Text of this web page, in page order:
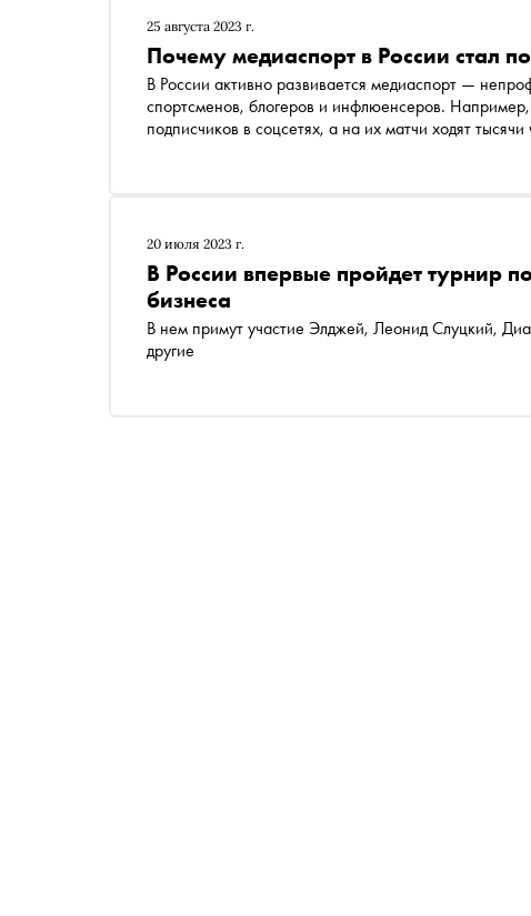
25 августа 2023 г.
Почему медиаспорт в России стал
В России активно развивается медиаспорт —
спортсменов, блогеров и инфлюенсеров. Например, у
подписчиков в соцсетях, а на их матчи ходят тысячи человек — больше, чем на некоторые игры РПЛ. Но
20 июля 2023 г.
В России впервые пройдет турнир
бизнеса
В нем примут участие Элджей, Леонид Слуцкий,
другие